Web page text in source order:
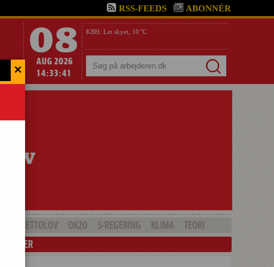
RSS-FEEDS ABONNÉR
08
AUG 2026
14:33:42
KBH: Let skyet, 10 °C
Søg
GHETTOLOV OK20 S-REGERING KLIMA
TEORI
KALENDER
×